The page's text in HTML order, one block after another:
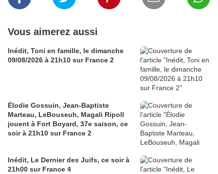
Vous aimerez aussi
Inédit, Toni en famille, le dimanche
09/08/2026 à 21h10 sur France 2
Élodie Gossuin, Jean-Baptiste
Marteau, LeBouseuh, Magali Ripoll
jouent à Fort Boyard, 37e saison, ce
soir à 21h10 sur France 2
Inédit, Le Dernier des Juifs, ce soir à
21h00 sur France 4